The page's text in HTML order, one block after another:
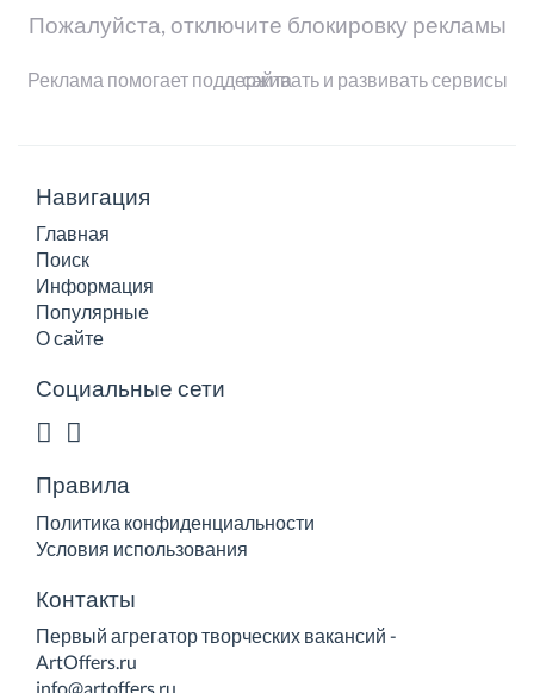
Пожалуйста, отключите блокировку рекламы
Реклама помогает поддерживать и развивать сервисы сайта
Навигация
Главная
Поиск
Информация
Популярные
О сайте
Социальные сети
Правила
Политика конфиденциальности
Условия использования
Контакты
Первый агрегатор творческих вакансий -
ArtOffers.ru
info@artoffers.ru